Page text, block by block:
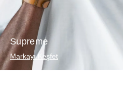
Supreme
Markayı Keşfet